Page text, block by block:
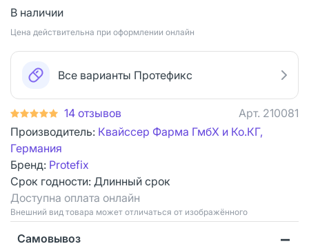
В наличии
Цена действительна при оформлении онлайн
Все варианты Протефикс
14 отзывов Арт. 210081
Производитель: Квайссер Фарма ГмбХ и Ко.КГ,
Германия
Бренд: Protefix
Срок годности: Длинный срок
Доступна оплата онлайн
Bнешний вид товара может отличаться от изображённого
Самовывоз